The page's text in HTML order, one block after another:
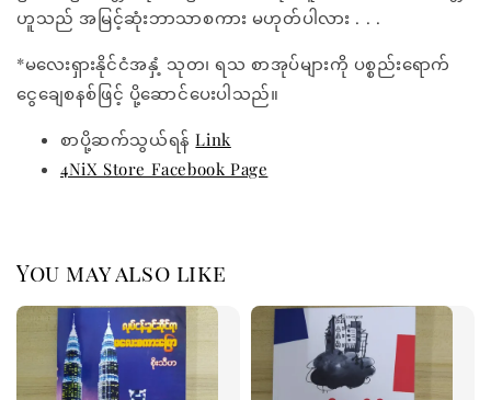
ဟူသည် အမြင့်ဆုံးဘာသာစကား မဟုတ်ပါလား . . .
*မလေးရှားနိုင်ငံအနှံ့ သုတ၊ ရသ စာအုပ်များကို ပစ္စည်းရောက်
ငွေချေစနစ်ဖြင့် ပို့ဆောင်ပေးပါသည်။
စာပို့ဆက်သွယ်ရန်Link
4NiX Store Facebook Page
You may also like